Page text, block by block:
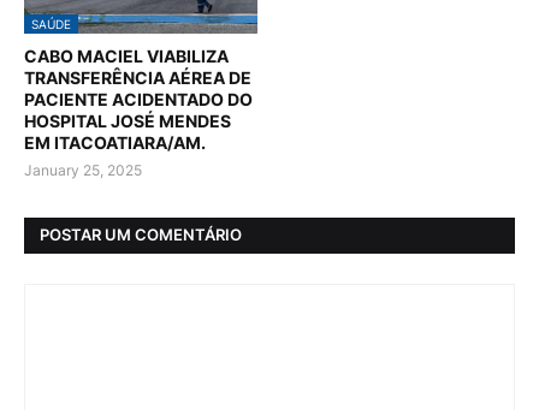
SAÚDE
CABO MACIEL VIABILIZA
TRANSFERÊNCIA AÉREA DE
PACIENTE ACIDENTADO DO
HOSPITAL JOSÉ MENDES
EM ITACOATIARA/AM.
January 25, 2025
POSTAR UM COMENTÁRIO